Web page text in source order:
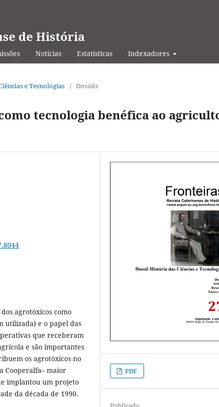
de História
Notícias Estatísticas Indexadores
e Tecnologias / Dossiês
tecnologia benéfica ao
agrotóxicos como
utilizada) e o papel das
que receberam
e são importantes
os agrotóxicos no
Cooperalfa– maior
implantou um projeto
da década de 1990.
PDF